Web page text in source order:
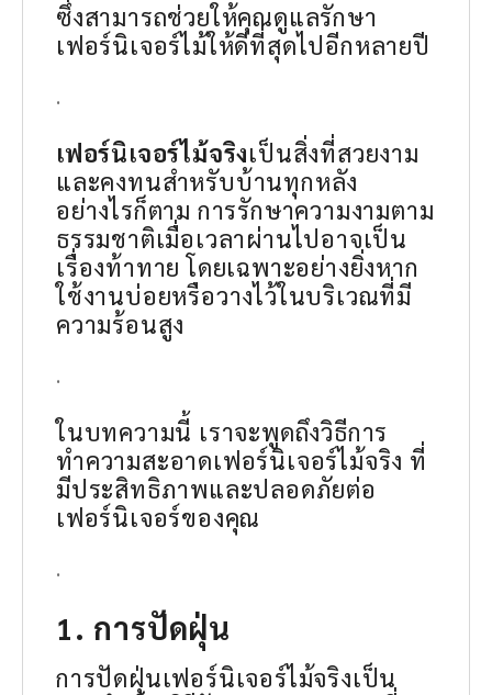
ซึ่งสามารถช่วยให้คุณดูแลรักษา
เฟอร์นิเจอร์ไม้ให้ดีที่สุดไปอีกหลายปี
.
เฟอร์นิเจอร์ไม้จริงเป็นสิ่งที่สวยงาม
และคงทนสำหรับบ้านทุกหลัง
อย่างไรก็ตาม การรักษาความงามตาม
ธรรมชาติเมื่อเวลาผ่านไปอาจเป็น
เรื่องท้าทาย โดยเฉพาะอย่างยิ่งหาก
ใช้งานบ่อยหรือวางไว้ในบริเวณที่มี
ความร้อนสูง
.
ในบทความนี้ เราจะพูดถึงวิธีการ
ทำความสะอาดเฟอร์นิเจอร์ไม้จริง ที่
มีประสิทธิภาพและปลอดภัยต่อ
เฟอร์นิเจอร์ของคุณ
.
1. การปัดฝุ่น
การปัดฝุ่นเฟอร์นิเจอร์ไม้จริงเป็น